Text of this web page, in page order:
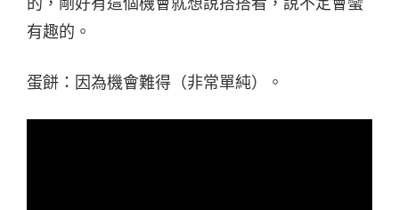
的，剛好有這個機會就想說搭搭看，說不定會蠻
有趣的。
蛋餅：因為機會難得（非常單純）。